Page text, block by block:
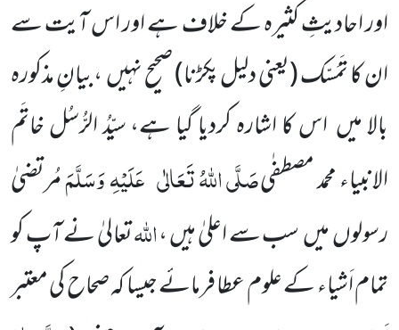
اور احادیثِ کثیرہ کے خلاف ہے اور اس آیت سے
ان کا تَمَسّک(یعنی دلیل پکڑنا) صحیح نہیں ،بیانِ مذکورہ
بالا میں اس کا اشارہ کردیا گیا ہے، سیّدُ الرُّسُل خاتَم
الانبیاء محمد مصطفٰیصَلَّی اللّٰہُ تَعَالٰی عَلَیْہِوَسَلَّمَمُرتضیٰ
رسولوں میں سب سے اعلیٰ ہیں ،اللّٰہتعالیٰ نے آپ کو
تمام اَشیاء کے علوم عطا فرمائے جیسا کہ صحاح کی معتبر